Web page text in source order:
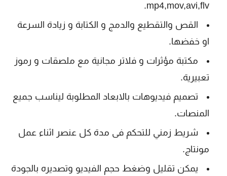
mp4,mov,avi,flv.
القص والتقطيع والدمج و الكتابة و زيادة السرعة
او خفضها.
مكتبة مؤثرات و فلاتر مجانية مع ملصقات و رموز
تعبيرية.
تصميم فيديوهات بالابعاد المطلوبة ليناسب جميع
المنصات.
شريط زمني للتحكم فى مدة كل عنصر اثناء عمل
مونتاج.
يمكن تقليل وضغط حجم الفيديو وتصديره بالجودة